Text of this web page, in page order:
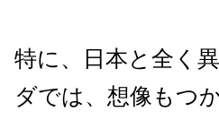
特に、日本と全く
ダでは、想像もつ